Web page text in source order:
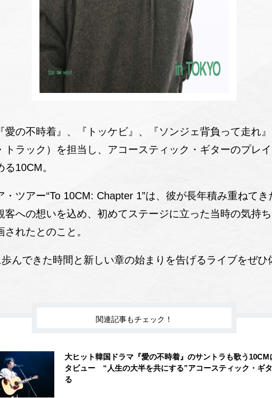
愛の不時着』、『トッケビ』、『ソンジェ背負って走れ
トラック）を担当し、アコースティック・ギターのプレ
10CM。
ツアー“To 10CM: Chapter 1”は、彼が長年積み重ねて
客への想いを込め、初めてステージに立った当時の気持
れたとのこと。
んできた時間と新しい章の始まりを告げるライブをぜひ
関連記事もチェック！
大ヒット韓国ドラマ『愛の不時着』のサントラも歌う10CM
タビュー “人生の大半を共にする”アコースティック・ギ
る